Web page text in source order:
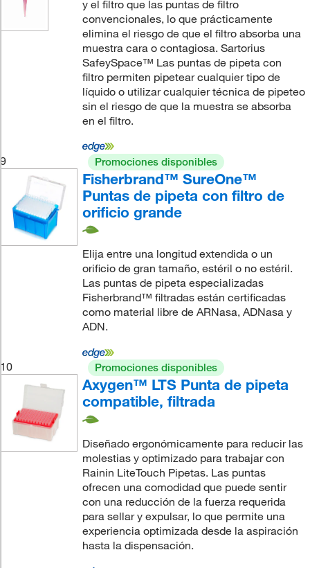
y el filtro que las puntas de filtro
convencionales, lo que prácticamente
elimina el riesgo de que el filtro absorba una
muestra cara o contagiosa. Sartorius
SafeySpace™ Las puntas de pipeta con
filtro permiten pipetear cualquier tipo de
líquido o utilizar cualquier técnica de pipeteo
sin el riesgo de que la muestra se absorba
en el filtro.
9 Promociones disponibles
Fisherbrand™ SureOne™
Puntas de pipeta con filtro de
orificio grande
Elija entre una longitud extendida o un
orificio de gran tamaño, estéril o no estéril.
Las puntas de pipeta especializadas
Fisherbrand™ filtradas están certificadas
como material libre de ARNasa, ADNasa y
ADN.
10 Promociones disponibles
Axygen™ LTS Punta de pipeta
compatible, filtrada
Diseñado ergonómicamente para reducir las
molestias y optimizado para trabajar con
Rainin LiteTouch Pipetas. Las puntas
ofrecen una comodidad que puede sentir
con una reducción de la fuerza requerida
para sellar y expulsar, lo que permite una
experiencia optimizada desde la aspiración
hasta la dispensación.